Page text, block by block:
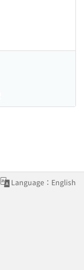
Language：English